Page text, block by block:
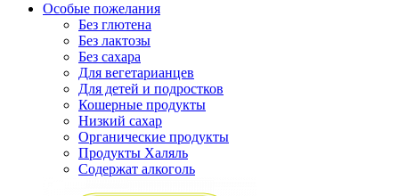
Особые пожелания
Без глютена
Без лактозы
Без сахара
Для вегетарианцев
Для детей и подростков
Кошерные продукты
Низкий сахар
Органические продукты
Продукты Халяль
Содержат алкоголь